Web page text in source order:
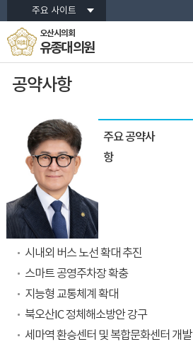
주요 사이트
오산시의회
유종대 의원
공약사항
주요 공약사
항
시내외 버스 노선 확대 추진
스마트 공영주차장 확충
지능형 교통체계 확대
북오산IC 정체해소방안 강구
세마역 환승센터 및 복합문화센터 개발